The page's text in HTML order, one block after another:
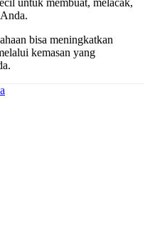
untuk membuat, melacak,
bisa meningkatkan
kemasan yang